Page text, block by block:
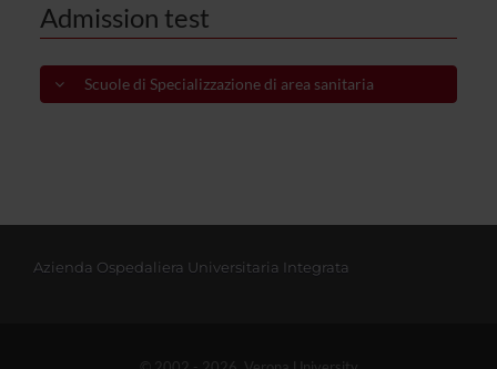
Admission test
Scuole di Specializzazione di area sanitaria
Azienda Ospedaliera Universitaria Integrata